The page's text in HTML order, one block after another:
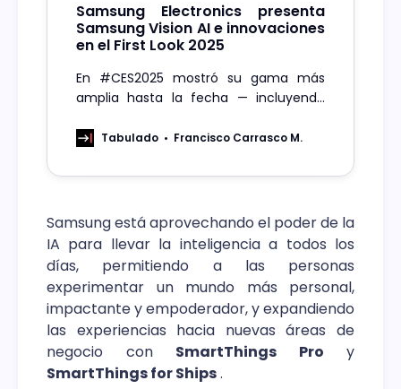
Samsung Electronics presenta
Samsung Vision AI e innovaciones
en el First Look 2025
En #CES2025 mostró su gama más
amplia hasta la fecha — incluyendo
inteligentes y adaptativas que
vida conectada.
Tabulado Francisco Carrasco M.
Samsung está aprovechando el poder de la
IA para llevar la inteligencia a todos los
días, permitiendo a las personas
experimentar un mundo más personal,
impactante y empoderador, y expandiendo
las experiencias hacia nuevas áreas de
negocio con SmartThings Pro y
SmartThings for Ships.